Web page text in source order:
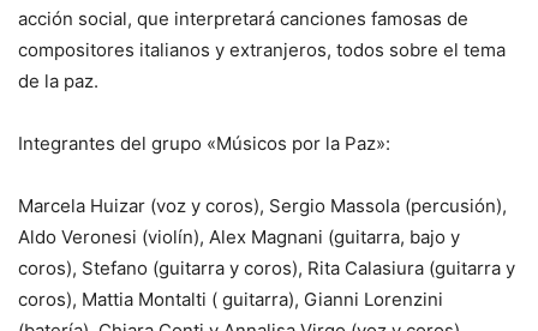
acción social, que interpretará canciones famosas de
compositores italianos y extranjeros, todos sobre el tema
de la paz.
Integrantes del grupo «Músicos por la Paz»:
Marcela Huizar (voz y coros), Sergio Massola (percusión),
Aldo Veronesi (violín), Alex Magnani (guitarra, bajo y
coros), Stefano (guitarra y coros), Rita Calasiura (guitarra y
coros), Mattia Montalti ( guitarra), Gianni Lorenzini